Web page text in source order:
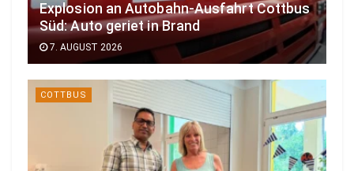
Explosion an Autobahn-Ausfahrt Cottbus
Süd: Auto geriet in Brand
7. AUGUST 2026
COTTBUS